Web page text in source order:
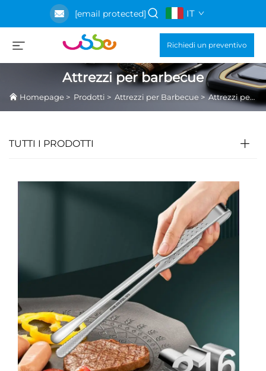
[email protected] IT
Richiedi un preventivo
Attrezzi per barbecue
Homepage > Prodotti > Attrezzi per Barbecue >Attrezzi per barbecue
TUTTI I PRODOTTI